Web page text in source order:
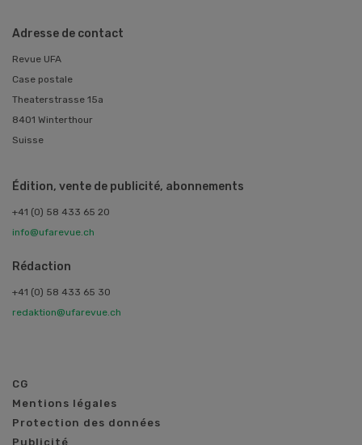
Adresse de contact
Revue UFA
Case postale
Theaterstrasse 15a
8401 Winterthour
Suisse
Édition, vente de publicité, abonnements
+41 (0) 58 433 65 20
info@ufarevue.ch
Rédaction
+41 (0) 58 433 65 30
redaktion@ufarevue.ch
CG
Mentions légales
Protection des données
Publicité